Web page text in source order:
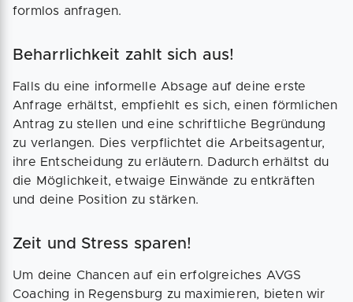
formlos anfragen.
Beharrlichkeit zahlt sich aus!
Falls du eine informelle Absage auf deine erste
Anfrage erhältst, empfiehlt es sich, einen förmlichen
Antrag zu stellen und eine schriftliche Begründung
zu verlangen. Dies verpflichtet die Arbeitsagentur,
ihre Entscheidung zu erläutern. Dadurch erhältst du
die Möglichkeit, etwaige Einwände zu entkräften
und deine Position zu stärken.
Zeit und Stress sparen!
Um deine Chancen auf ein erfolgreiches AVGS
Coaching in Regensburg zu maximieren, bieten wir